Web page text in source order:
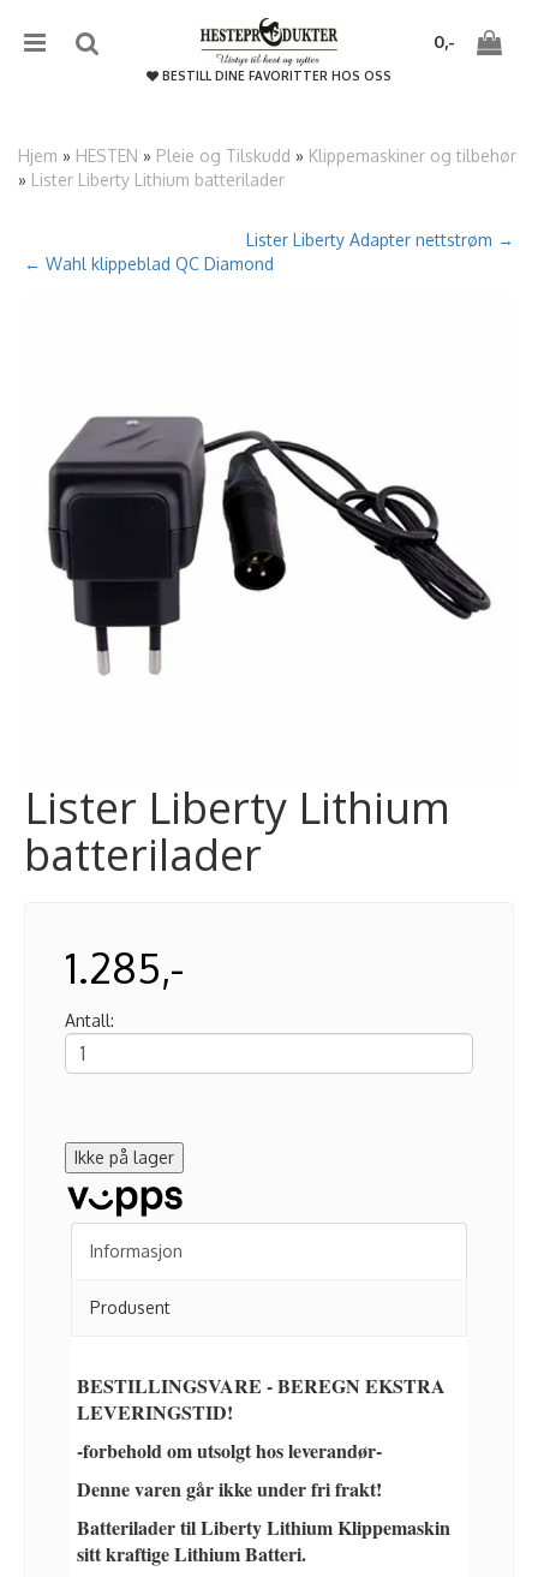
{/literal}����������
0,-
BESTILL DINE FAVORITTER HOS OSS
Hjem » HESTEN » Pleie og Tilskudd » Klippemaskiner og tilbehør
» Lister Liberty Lithium batterilader
Lister Liberty Adapter nettstrøm →
← Wahl klippeblad QC Diamond
Lister Liberty Lithium
batterilader
1.285,-
Antall:
Ikke på lager
Informasjon
Produsent
BESTILLINGSVARE - BEREGN EKSTRA
LEVERINGSTID!
-forbehold om utsolgt hos leverandør-
Denne varen går ikke under fri frakt!
Batterilader til Liberty Lithium Klippemaskin
sitt kraftige Lithium Batteri.